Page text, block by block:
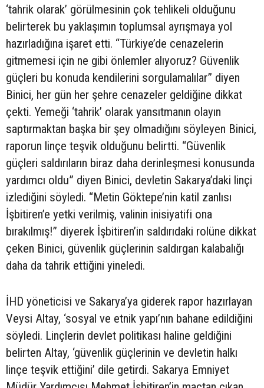
‘tahrik olarak’ görülmesinin çok tehlikeli olduğunu
belirterek bu yaklaşımın toplumsal ayrışmaya yol
hazırladığına işaret etti. “Türkiye’de cenazelerin
gitmemesi için ne gibi önlemler alıyoruz? Güvenlik
güçleri bu konuda kendilerini sorgulamalılar” diyen
Binici, her gün her şehre cenazeler geldiğine dikkat
çekti. Yemeği ‘tahrik’ olarak yansıtmanın olayın
saptırmaktan başka bir şey olmadığını söyleyen Binici,
raporun linçe teşvik olduğunu belirtti. “Güvenlik
güçleri saldırıların biraz daha derinleşmesi konusunda
yardımcı oldu” diyen Binici, devletin Sakarya’daki linçi
izlediğini söyledi. “Metin Göktepe’nin katil zanlısı
İşbitiren’e yetki verilmiş, valinin inisiyatifi ona
bırakılmış!” diyerek İşbitiren’in saldırıdaki rolüne dikkat
çeken Binici, güvenlik güçlerinin saldırgan kalabalığı
daha da tahrik ettiğini yineledi.
İHD yöneticisi ve Sakarya’ya giderek rapor hazırlayan
Veysi Altay, ‘sosyal ve etnik yapı’nın bahane edildiğini
söyledi. Linçlerin devlet politikası haline geldiğini
belirten Altay, ‘güvenlik güçlerinin ve devletin halkı
linçe teşvik ettiğini’ dile getirdi. Sakarya Emniyet